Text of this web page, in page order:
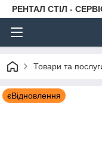
РЕНТАЛ СТІЛ -
Товари та
єВідновлення